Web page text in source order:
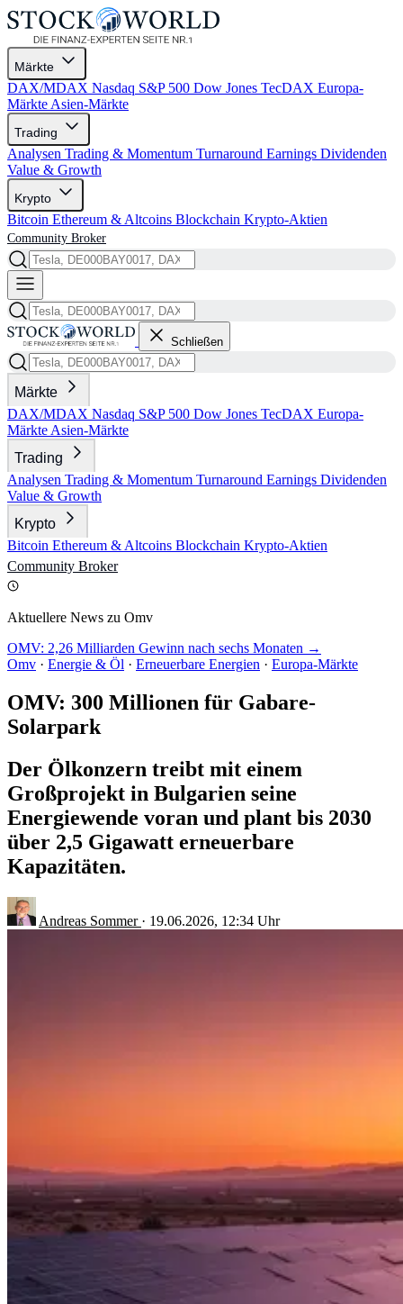
Märkte
DAX/MDAX Nasdaq S&P 500 Dow Jones TecDAX Europa-
Märkte Asien-Märkte
Trading
Analysen Trading & Momentum Turnaround Earnings Dividenden
Value & Growth
Krypto
Bitcoin Ethereum & Altcoins Blockchain Krypto-Aktien
Community Broker
Schließen
Märkte
DAX/MDAX Nasdaq S&P 500 Dow Jones TecDAX Europa-
Märkte Asien-Märkte
Trading
Analysen Trading & Momentum Turnaround Earnings Dividenden
Value & Growth
Krypto
Bitcoin Ethereum & Altcoins Blockchain Krypto-Aktien
Community Broker
Aktuellere News zu Omv
OMV: 2,26 Milliarden Gewinn nach sechs Monaten →
Omv · Energie & Öl · Erneuerbare Energien · Europa-Märkte
OMV: 300 Millionen für Gabare-
Solarpark
Der Ölkonzern treibt mit einem
Großprojekt in Bulgarien seine
Energiewende voran und plant bis 2030
über 2,5 Gigawatt erneuerbare
Kapazitäten.
Andreas Sommer · 19.06.2026, 12:34 Uhr